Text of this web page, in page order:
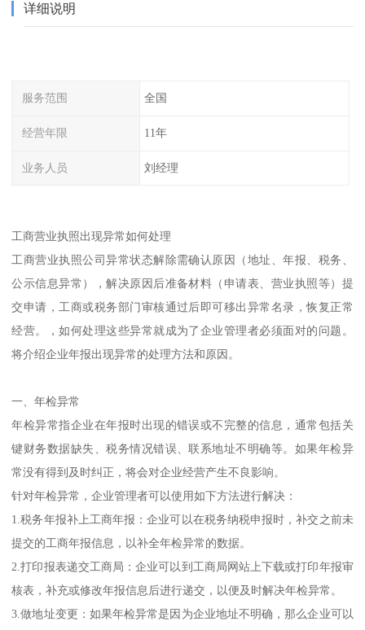
详细说明
服务范围 全国
经营年限 11年
业务人员 刘经理
工商营业执照出现异常如何处理
工商营业执照公司异常状态解除需确认原因（地址、年报、税务、
公示信息异常），解决原因后准备材料（申请表、营业执照等）提
交申请，工商或税务部门审核通过后即可移出异常名录，恢复正常
经营。，如何处理这些异常就成为了企业管理者必须面对的问题。
将介绍企业年报出现异常的处理方法和原因。
一、年检异常
年检异常指企业在年报时出现的错误或不完整的信息，通常包括关
键财务数据缺失、税务情况错误、联系地址不明确等。如果年检异
常没有得到及时纠正，将会对企业经营产生不良影响。
针对年检异常，企业管理者可以使用如下方法进行解决：
1.税务年报补上工商年报：企业可以在税务纳税申报时，补交之前未
提交的工商年报信息，以补全年检异常的数据。
2.打印报表递交工商局：企业可以到工商局网站上下载或打印年报审
核表，补充或修改年报信息后进行递交，以便及时解决年检异常。
3.做地址变更：如果年检异常是因为企业地址不明确，那么企业可以